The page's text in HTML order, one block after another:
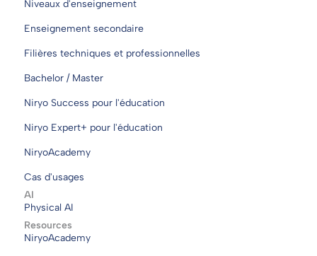
Niveaux d'enseignement
Enseignement secondaire
Filières techniques et professionnelles
Bachelor / Master
Niryo Success pour l'éducation
Niryo Expert+ pour l'éducation
NiryoAcademy
Cas d'usages
AI
Physical AI
Resources
NiryoAcademy